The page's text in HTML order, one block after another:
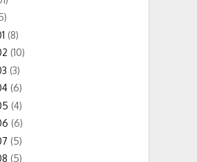
(8)
(10)
(3)
(6)
(4)
(6)
(5)
(5)